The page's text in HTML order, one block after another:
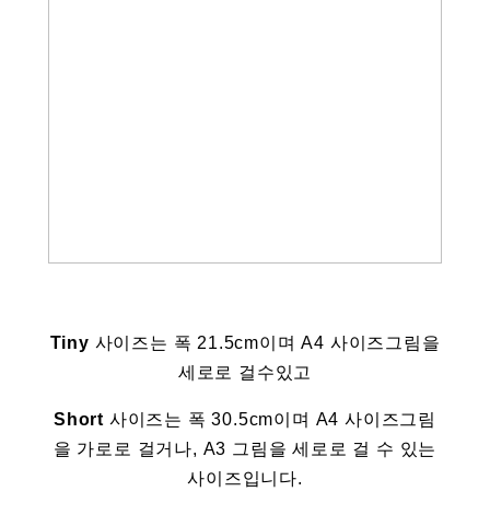
Tiny 사이즈는 폭 21.5cm이며 A4 사이즈그림을
세로로 걸수있고
Short 사이즈는 폭 30.5cm이며 A4 사이즈그림
을 가로로 걸거나, A3 그림을 세로로 걸 수 있는
사이즈입니다.